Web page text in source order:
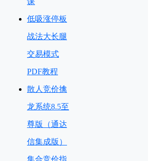
低吸涨停板
战法大长腿
交易模式
PDF教程
散人竞价擒
龙系统8.5至
尊版（通达
信集成版）
集合竞价指